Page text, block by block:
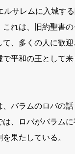
ルサレムに入城す
これは、旧約聖書
て、多くの人に歓
で平和の王として
バラムのロバの話
は、ロバがバラム
果たしている。